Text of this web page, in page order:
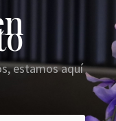
estamos aquí